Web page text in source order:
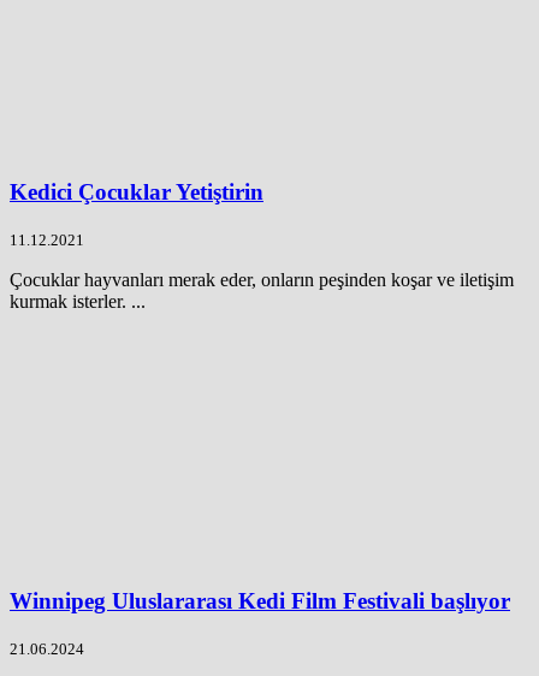
Kedici Çocuklar Yetiştirin
11.12.2021
Çocuklar hayvanları merak eder, onların peşinden koşar ve iletişim
kurmak isterler. ...
Winnipeg Uluslararası Kedi Film Festivali başlıyor
21.06.2024